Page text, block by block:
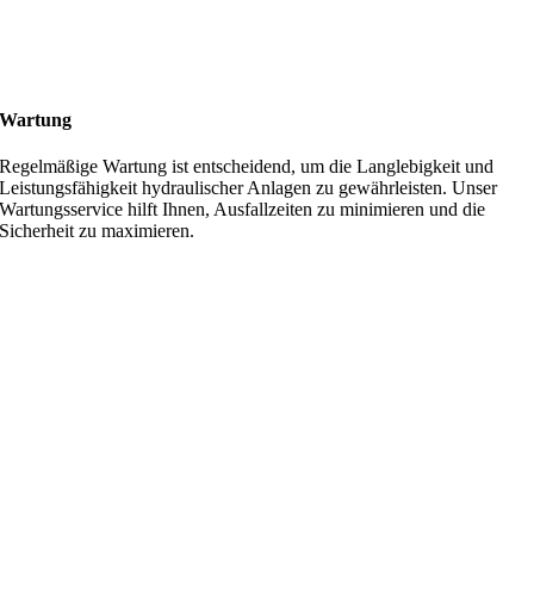
Wartung
Regelmäßige Wartung ist entscheidend, um die Langlebigkeit und
Leistungsfähigkeit hydraulischer Anlagen zu gewährleisten. Unser
Wartungsservice hilft Ihnen, Ausfallzeiten zu minimieren und die
Sicherheit zu maximieren.